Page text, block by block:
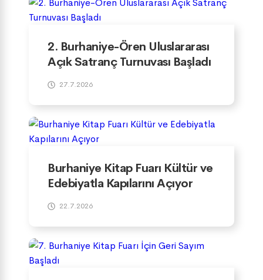
2. Burhaniye-Ören Uluslararası
Açık Satranç Turnuvası Başladı
27.7.2026
Burhaniye Kitap Fuarı Kültür ve
Edebiyatla Kapılarını Açıyor
22.7.2026